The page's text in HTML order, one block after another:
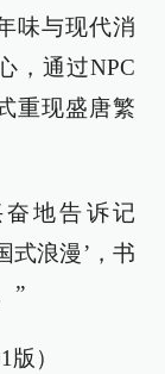
味与现代消
，通过NPC
重现盛唐繁
地告诉记
式浪漫’，书
”
）